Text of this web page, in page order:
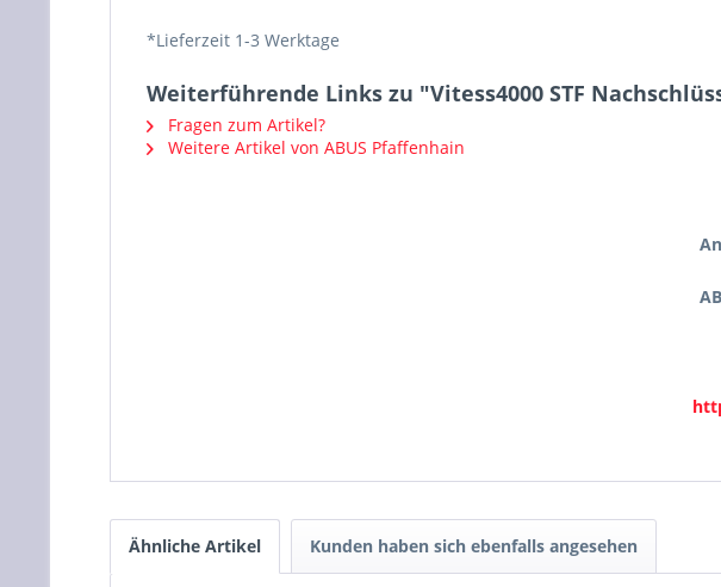
*Lieferzeit 1-3 Werktage
Weiterführende Links zu "Vitess4000 STF
Fragen zum Artikel?
Weitere Artikel von ABUS Pfaffenhain
Ähnliche Artikel Kunden haben sich ebenfalls angesehen